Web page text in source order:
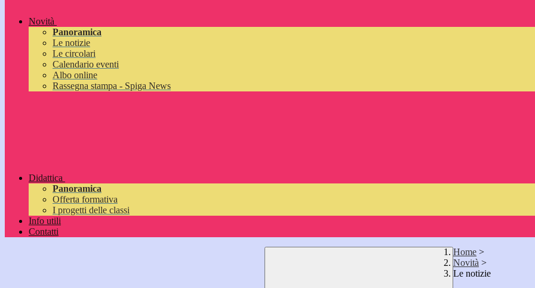
Novità
Panoramica
Le notizie
Le circolari
Calendario eventi
Albo online
Rassegna stampa - Spiga News
Didattica
Panoramica
Offerta formativa
I progetti delle classi
Info utili
Contatti
Home >
Novità >
Le notizie